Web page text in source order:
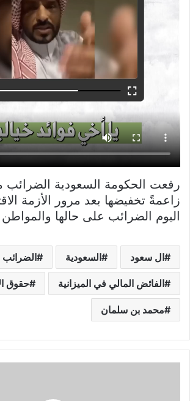
رفعت الحكومة السعودية الضرائب
زاعمةً تخفيضها بعد مرور الأزمة
اليوم الضرائب على حالها والمواطن
ال سعود السعودية الضرائب
الفائض المالي في الميزانية حقوق
محمد بن سلمان